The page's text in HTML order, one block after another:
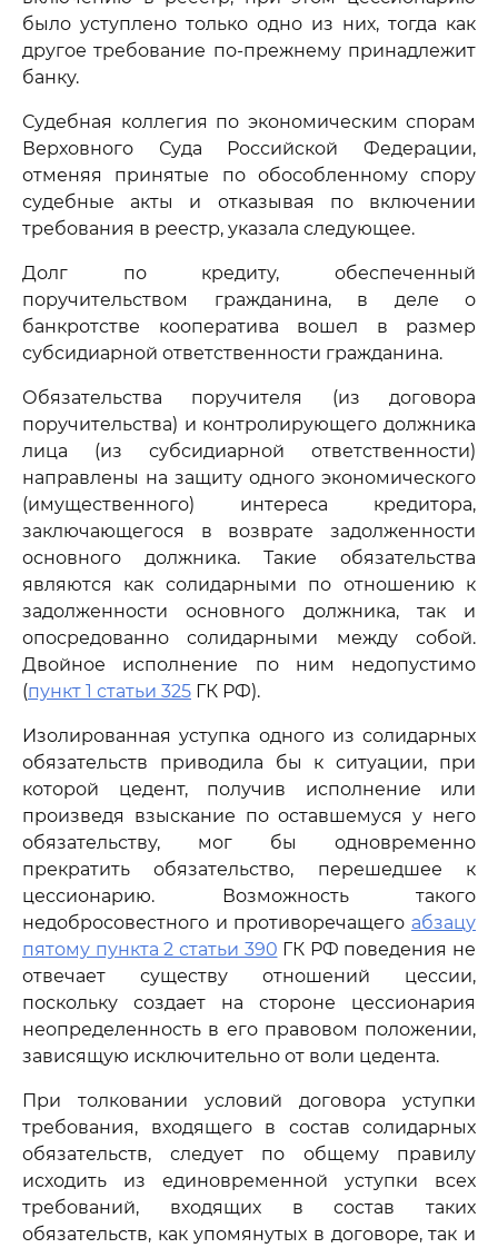
было уступлено только одно из них, тогда как
другое требование по-прежнему принадлежит
банку.
Судебная коллегия по экономическим спорам
Верховного Суда Российской Федерации,
отменяя принятые по обособленному спору
судебные акты и отказывая по включении
требования в реестр, указала следующее.
Долг по кредиту, обеспеченный
поручительством гражданина, в деле о
банкротстве кооператива вошел в размер
субсидиарной ответственности гражданина.
Обязательства поручителя (из договора
поручительства) и контролирующего должника
лица (из субсидиарной ответственности)
направлены на защиту одного экономического
(имущественного) интереса кредитора,
заключающегося в возврате задолженности
основного должника. Такие обязательства
являются как солидарными по отношению к
задолженности основного должника, так и
опосредованно солидарными между собой.
Двойное исполнение по ним недопустимо
(пункт 1 статьи 325 ГК РФ).
Изолированная уступка одного из солидарных
обязательств приводила бы к ситуации, при
которой цедент, получив исполнение или
произведя взыскание по оставшемуся у него
обязательству, мог бы одновременно
прекратить обязательство, перешедшее к
цессионарию. Возможность такого
недобросовестного и противоречащего абзацу
пятому пункта 2 статьи 390 ГК РФ поведения не
отвечает существу отношений цессии,
поскольку создает на стороне цессионария
неопределенность в его правовом положении,
зависящую исключительно от воли цедента.
При толковании условий договора уступки
требования, входящего в состав солидарных
обязательств, следует по общему правилу
исходить из единовременной уступки всех
требований, входящих в состав таких
обязательств, как упомянутых в договоре, так и